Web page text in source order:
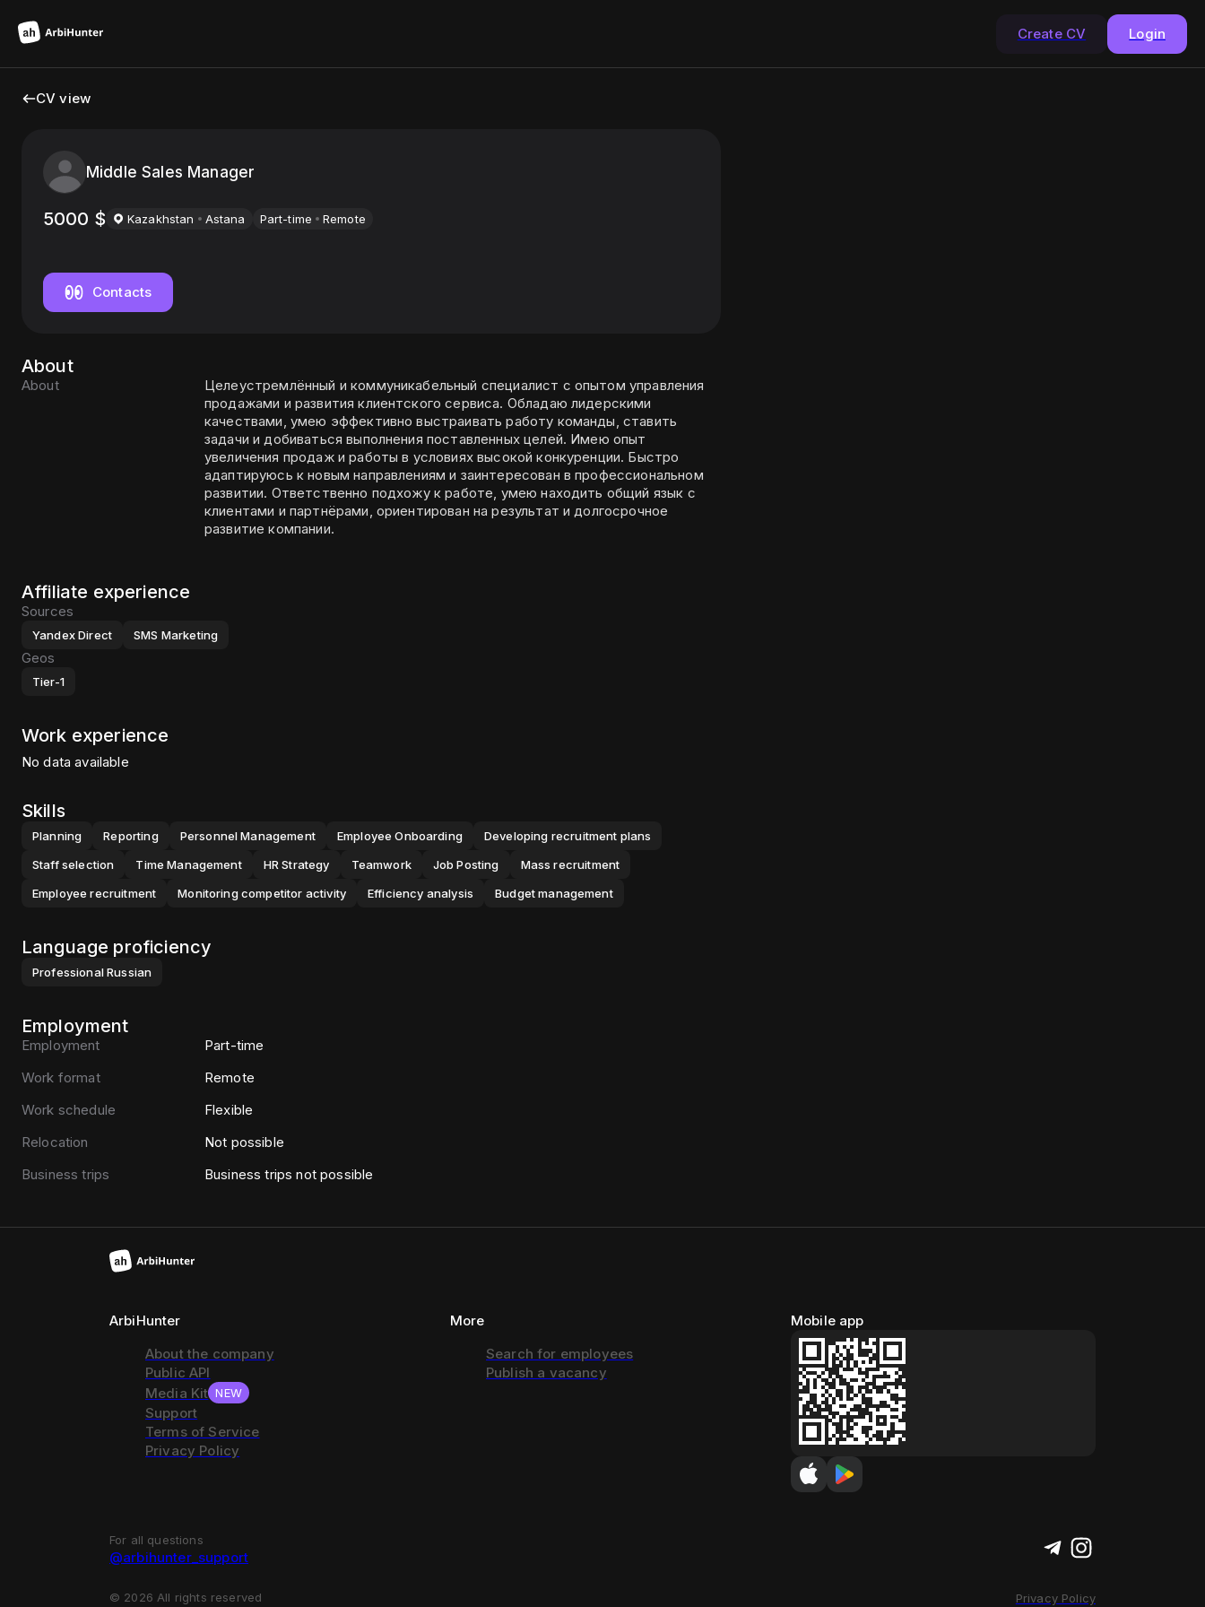
Create CV Login
CV view
Middle Sales Manager
5000 $ Kazakhstan Astana Part-time Remote
Contacts
About
About
Целеустремлённый и коммуникабельный специалист с опытом управления
продажами и развития клиентского сервиса. Обладаю лидерскими
качествами, умею эффективно выстраивать работу команды, ставить
задачи и добиваться выполнения поставленных целей. Имею опыт
увеличения продаж и работы в условиях высокой конкуренции. Быстро
адаптируюсь к новым направлениям и заинтересован в профессиональном
развитии. Ответственно подхожу к работе, умею находить общий язык с
клиентами и партнёрами, ориентирован на результат и долгосрочное
развитие компании.
Affiliate experience
Sources
Yandex Direct SMS Marketing
Geos
Tier-1
Work experience
No data available
Skills
Planning Reporting Personnel Management Employee Onboarding
Developing recruitment plans
Staff selection
Time Management HR Strategy Teamwork Job Posting
Mass recruitment
Employee recruitment
Monitoring competitor activity Efficiency analysis Budget management
Language proficiency
ProfessionalRussian
Employment
Employment
Part-time
Work format
Remote
Work schedule
Flexible
Relocation
Not possible
Business trips
Business trips not possible
ArbiHunter
About the company
Public API
Media Kit NEW
Support
Terms of Service
Privacy Policy
More
Search for employees
Publish a vacancy
Mobile app
For all questions
@arbihunter_support
© 2026 All rights reserved Privacy Policy